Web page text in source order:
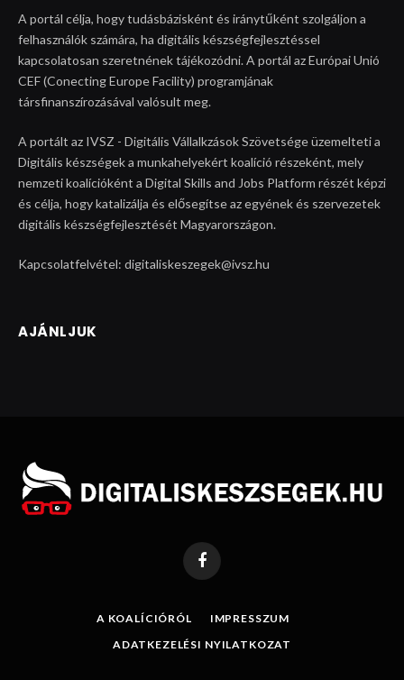
A portál célja, hogy tudásbázisként és iránytűként szolgáljon a
felhasználók számára, ha digitális készségfejlesztéssel
kapcsolatosan szeretnének tájékozódni. A portál az Európai Unió
CEF (Conecting Europe Facility) programjának
társfinanszírozásával valósult meg.
A portált az IVSZ - Digitális Vállalkzások Szövetsége üzemelteti a
Digitális készségek a munkahelyekért koalíció részeként, mely
nemzeti koalícióként a Digital Skills and Jobs Platform részét képzi
és célja, hogy katalizálja és elősegítse az egyének és szervezetek
digitális készségfejlesztését Magyarországon.
Kapcsolatfelvétel: digitaliskeszegek@ivsz.hu
AJÁNLJUK
Facebook
A KOALÍCIÓRÓL
IMPRESSZUM
ADATKEZELÉSI NYILATKOZAT